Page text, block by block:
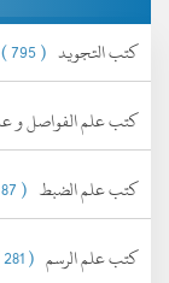
كتب التجويد ( 795 )
كتب علم الفواصل و
كتب علم الضبط ( 87 )
كتب علم الرسم ( 281 )